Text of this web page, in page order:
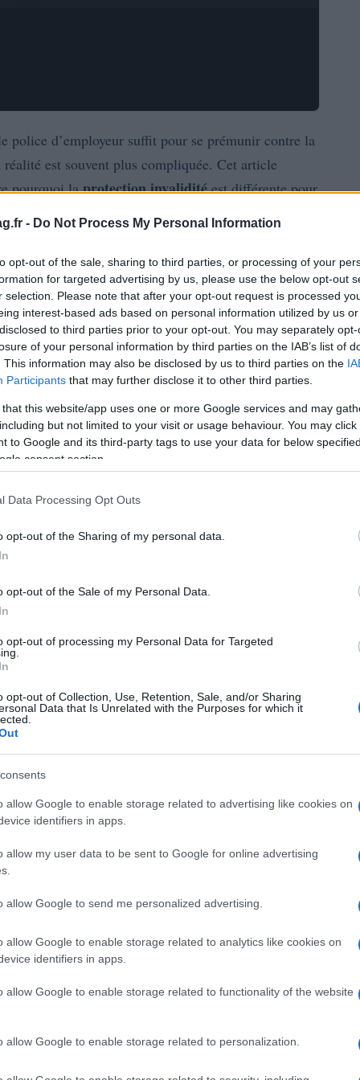
- Do Not Process My Personal Information
opt-out of the sale, sharing to third parties, or processing of your
for targeted advertising by us, please use the below opt-out
selection. Please note that after your opt-out request is processed
interest-based ads based on personal information utilized by us
to third parties prior to your opt-out. You may separately
of your personal information by third parties on the IAB’s list of
This information may also be disclosed by us to third parties on the
Participants that may further disclose it to other third parties.
that this website/app uses one or more Google services and may
but not limited to your visit or usage behaviour. You may
to Google and its third-party tags to use your data for below
consent section.
Data Processing Opt Outs
opt-out of the Sharing of my personal data.
opt-out of the Sale of my Personal Data.
opt-out of processing my Personal Data for Targeted
opt-out of Collection, Use, Retention, Sale, and/or Sharing
Data that Is Unrelated with the Purposes for which it
allow Google to enable storage related to advertising like cookies on
identifiers in apps.
allow my user data to be sent to Google for online advertising
allow Google to send me personalized advertising.
allow Google to enable storage related to analytics like cookies on
identifiers in apps.
allow Google to enable storage related to functionality of the website
allow Google to enable storage related to personalization.
police d’employeur suffit pour se prémunir contre la
est souvent plus compliquée. Cet article
pourquoi laprotection invaliditéest différente pour
afin de ne pas laisser votre foyer financier
et le contexte pratique publié le 23/05/2026 06:30,
évaluer etoptimiser votrecouverture.
est essentielle
les contrats ne se valent pas: uneassurance
d’un médecin, souvent élevés et différenciés
fréquente est de sous-estimer la durée
définition d’invalidité trop restrictive. Comprendre la
, ainsi que les implications fiscales des
tenir compte de lapériode de carence, du montant
protègent contre l’inflation et les évolutions de
une définition d’invalidité qui limite les
plutôt que votre
exclusions liées à des maladies préexistantes. Ne
police collective fournie par l’employeur expose au
d’employeur, alors qu’une police individuelle
d’un praticien.